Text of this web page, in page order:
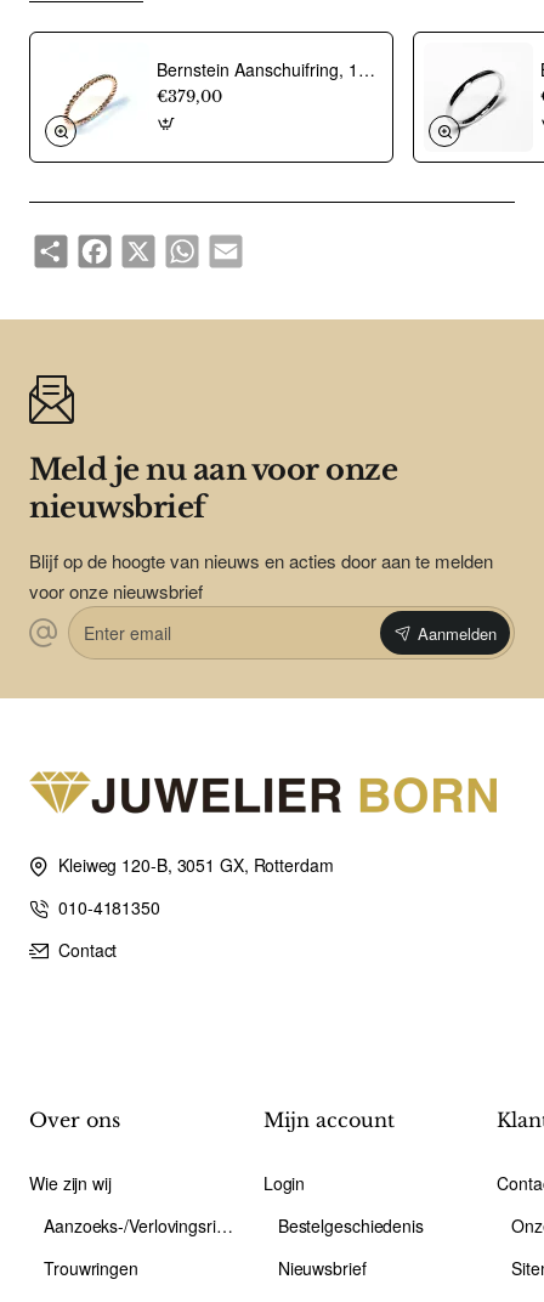
Kwaliteit van de diamant is W/SIDit is een sieraad met een
natuurlijke diamant. Een prachtig product gevormd in de
bodem van de aarde.
Bernstein Aanschuifring, 14krt.rose goud (maat 17,5) - 12686
€379,00
ShareFacebook
X WhatsAppEmail
Meld je nu aan voor onze
nieuwsbrief
Blijf op de hoogte van nieuws en acties door aan te melden
voor onze nieuwsbrief
Enter
email
Aanmelden
Kleiweg 120-B, 3051 GX, Rotterdam
010-4181350
Contact
Over ons
Wie zijn wij
Aanzoeks-/Verlovingsring
Trouwringen
Mijn account
Login
Bestelgeschiedenis
Nieuwsbrief